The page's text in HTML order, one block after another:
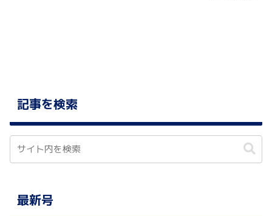
記事を検索
最新号